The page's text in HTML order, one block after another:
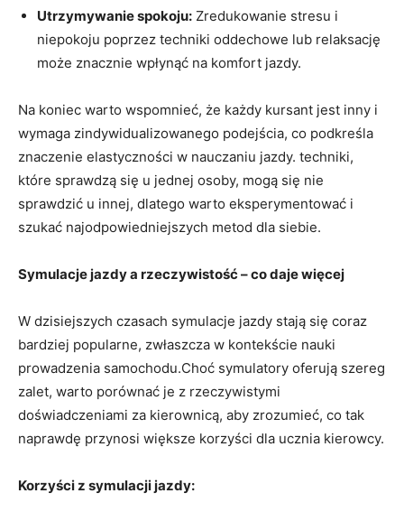
Utrzymywanie‌ spokoju: Zredukowanie stresu i
niepokoju poprzez techniki⁤ oddechowe lub relaksację
może znacznie wpłynąć na komfort jazdy.
Na koniec ​warto ​wspomnieć, że każdy kursant jest inny i⁢
wymaga zindywidualizowanego podejścia, ⁣co⁤ podkreśla
znaczenie elastyczności w nauczaniu jazdy.⁢ techniki,
które sprawdzą się u jednej ⁢osoby, mogą ​się nie
sprawdzić​ u innej, dlatego warto eksperymentować i
szukać najodpowiedniejszych metod dla siebie.
Symulacje‌ jazdy a rzeczywistość – co ‌daje ‍więcej
W dzisiejszych czasach symulacje ‍jazdy stają się coraz
bardziej popularne, zwłaszcza w kontekście nauki
prowadzenia samochodu.Choć symulatory oferują ⁤szereg
zalet, warto ‍porównać je z rzeczywistymi
doświadczeniami za ⁤kierownicą,⁢ aby zrozumieć, co tak
naprawdę​ przynosi większe ⁤korzyści dla ⁢ucznia kierowcy.
Korzyści z‍ symulacji​ jazdy: